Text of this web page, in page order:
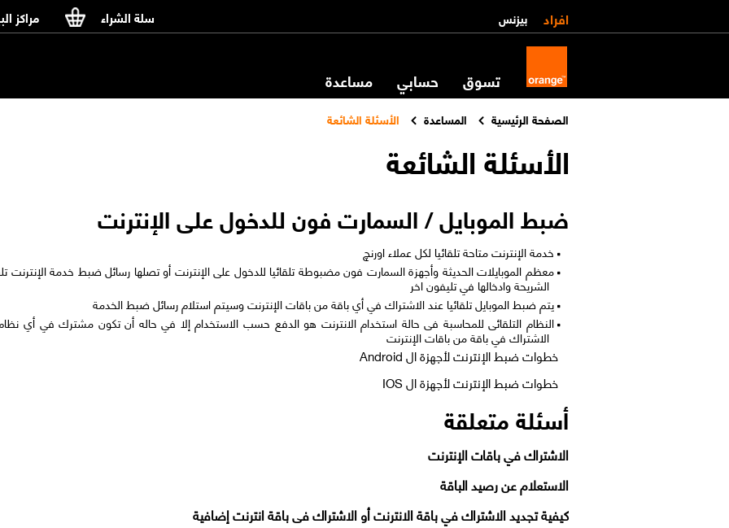
افراد بيزنس سلة الشراء مراكز
تسوق حسابي مساعدة
الصفحة الرئيسية المساعدة الأسئلة الشائعة
الأسئلة الشائعة
ضبط الموبايل / السمارت فون للدخول على الإنترنت
خدمة الإنترنت متاحة تلقائيا لكل عملاء اورنچ
معظم الموبايلات الحديثة وأجهزة السمارت فون مضبوطة تلقائيا للدخول على الإنترنت أو تصلها رسائل ضبط خدمة الإنترنت
الشريحة وادخالها في تليفون اخر
يتم ضبط الموبايل تلقائيا عند الاشتراك في أي باقة من باقات الإنترنت وسيتم استلام رسائل ضبط الخدمة
النظام التلقائى للمحاسبة فى حالة استخدام الانترنت هو الدفع حسب الاستخدام إلا في حاله أن تكون مشترك في أي
الاشتراك في باقة من باقات الإنترنت
خطوات ضبط الإنترنت لأجهزة ال Android
خطوات ضبط الإنترنت لأجهزة ال IOS
أسئلة متعلقة
الاشتراك في باقات الإنترنت
الاستعلام عن رصيد الباقة
كيفية تجديد الاشتراك في باقة الانترنت أو الاشتراك فى باقة انترنت إضافية